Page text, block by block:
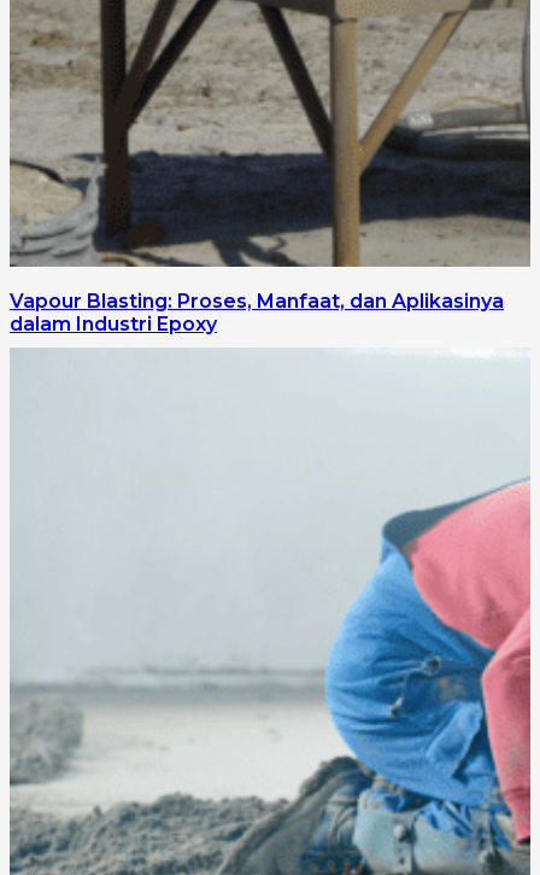
Vapour Blasting: Proses, Manfaat, dan Aplikasinya
dalam Industri Epoxy